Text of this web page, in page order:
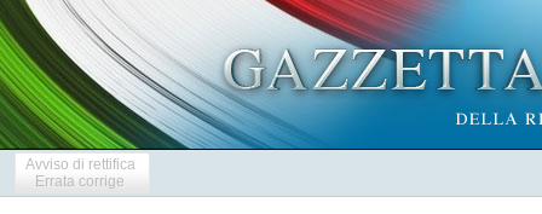
Avviso di rettifica
Errata corrige